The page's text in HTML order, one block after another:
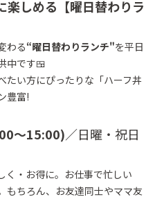
楽しめる【曜日替わりラ
わる“曜日替わりランチ"を平日
中です🍱
たい方にぴったりな「ハーフ丼
豊富!
～15:00)／日曜・祝日
く・お得に。お仕事で忙しい
もちろん、お友達同士やママ友